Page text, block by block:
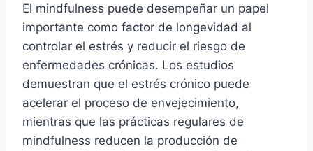
El mindfulness puede desempeñar un papel
importante como factor de longevidad al
controlar el estrés y reducir el riesgo de
enfermedades crónicas. Los estudios
demuestran que el estrés crónico puede
acelerar el proceso de envejecimiento,
mientras que las prácticas regulares de
mindfulness reducen la producción de